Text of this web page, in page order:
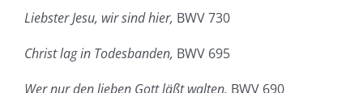
Liebster Jesu, wir sind hier, BWV 730
Christ lag in Todesbanden, BWV 695
Wer nur den lieben Gott läßt walten, BWV 690